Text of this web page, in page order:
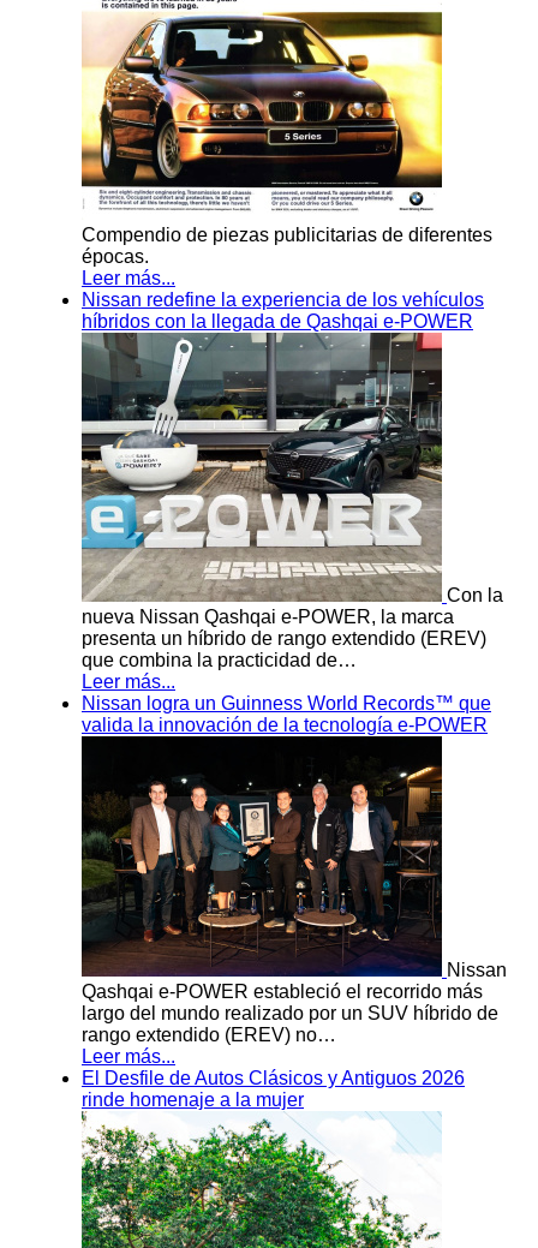
Compendio de piezas publicitarias de diferentes
épocas.
Leer más...
Nissan redefine la experiencia de los vehículos
híbridos con la llegada de Qashqai e-POWER
Con la
nueva Nissan Qashqai e-POWER, la marca
presenta un híbrido de rango extendido (EREV)
que combina la practicidad de…
Leer más...
Nissan logra un Guinness World Records™ que
valida la innovación de la tecnología e-POWER
Nissan
Qashqai e-POWER estableció el recorrido más
largo del mundo realizado por un SUV híbrido de
rango extendido (EREV) no…
Leer más...
El Desfile de Autos Clásicos y Antiguos 2026
rinde homenaje a la mujer